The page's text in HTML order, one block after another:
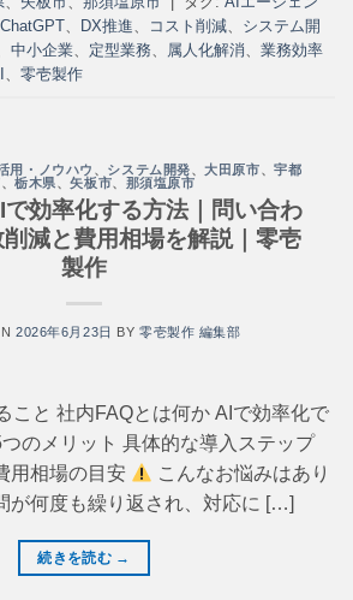
ChatGPT DX推進 コスト削減
システム開
中小企業 定型業務 属人化解消
業務効率
零壱製作
用・ノウハウ 、 システム開発、大田原市、宇都
、栃木県、矢板市、 那須塩原市
効率化する方法｜問い合わ
減と費用相場を解説｜零壱
製作
2026年6月23日 BY 零壱製作 編集部
こと 社内FAQとは何か AIで効率化で
のメリット 具体的な導入ステップ
用相場の目安
こんなお悩みはあり
が何度も繰り返され、対応に […]
続きを読む →